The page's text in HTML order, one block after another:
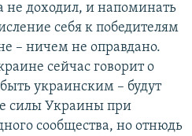
не доходил, и напоминать
себя к победителям
– ничем не оправдано.
сейчас говорит о
украинским – будут
силы Украины при
сообщества, но отнюдь